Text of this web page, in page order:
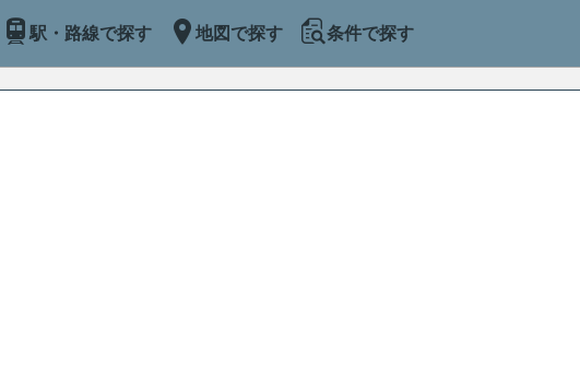
駅・路線で探す 地図で探す 条件で探す